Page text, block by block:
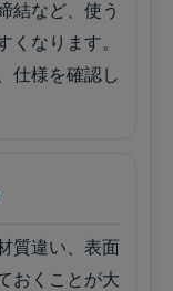
結など、使う
くなります。
仕様を確認し
質違い、表面
おくことが大